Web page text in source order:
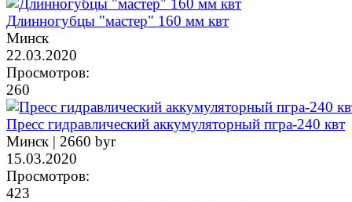
Длинногубцы "мастер" 160 мм квт
Минск
22.03.2020
Просмотров:
260
Пресс гидравлический аккумуляторный пгра-240 квт
Минск | 2660 byr
15.03.2020
Просмотров:
423